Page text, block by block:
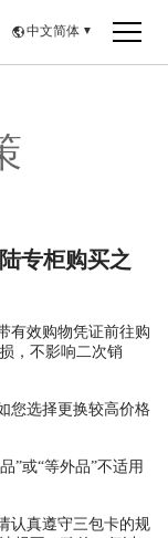
中文简体 ▼
专柜购买之
有效购物凭证前往购
，不影响二次销
您选择更换较高价格
”或“等外品”不适用
认真遵守三包卡的规